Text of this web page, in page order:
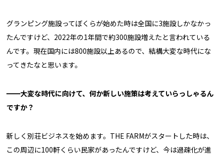
グランピング施設ってぼくらが始めた時は全国に3施設しかなかっ
たんですけど、2022年の1年間で約300施設増えたと言われている
んです。現在国内には800施設以上あるので、結構大変な時代にな
ってきたなと思います。
━━大変な時代に向けて、何か新しい施策は考えていらっしゃるん
ですか？
新しく別荘ビジネスを始めます。THE FARMがスタートした時は、
この周辺に100軒くらい民家があったんですけど、今は過疎化が進